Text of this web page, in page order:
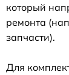
который
ремонта
запчасти).
Для